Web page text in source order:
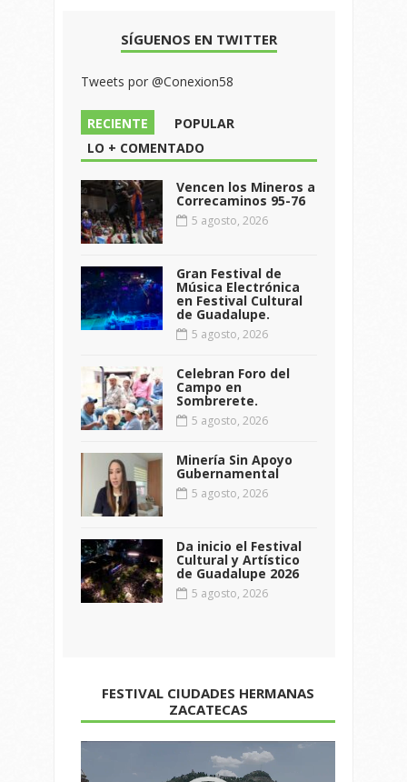
SÍGUENOS EN TWITTER
Tweets por @Conexion58
RECIENTE
POPULAR
LO + COMENTADO
Vencen los Mineros a
Correcaminos 95-76
5 agosto, 2026
Gran Festival de
Música Electrónica
en Festival Cultural
de Guadalupe.
5 agosto, 2026
Celebran Foro del
Campo en
Sombrerete.
5 agosto, 2026
Minería Sin Apoyo
Gubernamental
5 agosto, 2026
Da inicio el Festival
Cultural y Artístico
de Guadalupe 2026
5 agosto, 2026
FESTIVAL CIUDADES HERMANAS
ZACATECAS
de